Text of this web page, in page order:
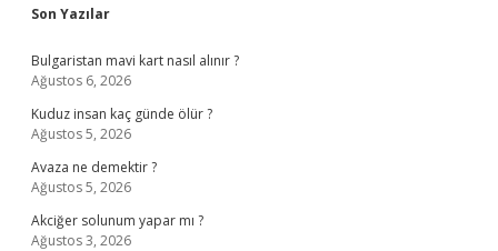
Sidebar
Son Yazılar
Bulgaristan mavi kart nasıl alınır ?
Ağustos 6, 2026
Kuduz insan kaç günde ölür ?
Ağustos 5, 2026
Avaza ne demektir ?
Ağustos 5, 2026
Akciğer solunum yapar mı ?
Ağustos 3, 2026